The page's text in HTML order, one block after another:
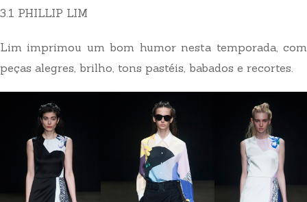
3.1 PHILLIP LIM
Lim imprimou um bom humor nesta temporada, com
peças alegres, brilho, tons pastéis, babados e recortes.